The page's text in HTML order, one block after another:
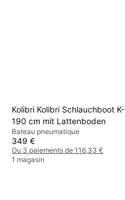
Kolibri Kolibri Schlauchboot K-
190 cm mit Lattenboden
Bateau pneumatique
349 €
Ou 3 paiements de 116,33 €
1 magasin